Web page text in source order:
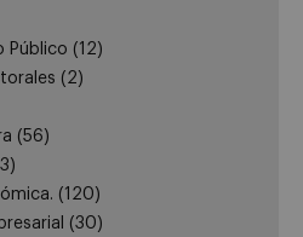
Público (12)
(2)
(56)
(120)
(30)